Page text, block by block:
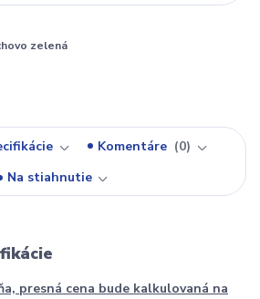
zelená
Komentáre
0
Na stiahnutie
presná cena bude kalkulovaná na